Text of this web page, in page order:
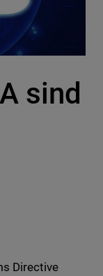
sind
Directive